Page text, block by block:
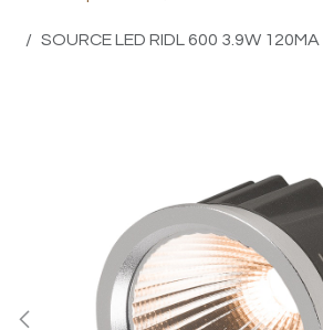
SOURCE LED RIDL 600 3.9W 120MA